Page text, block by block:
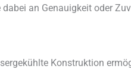
an Genauigkeit oder
Konstruktion